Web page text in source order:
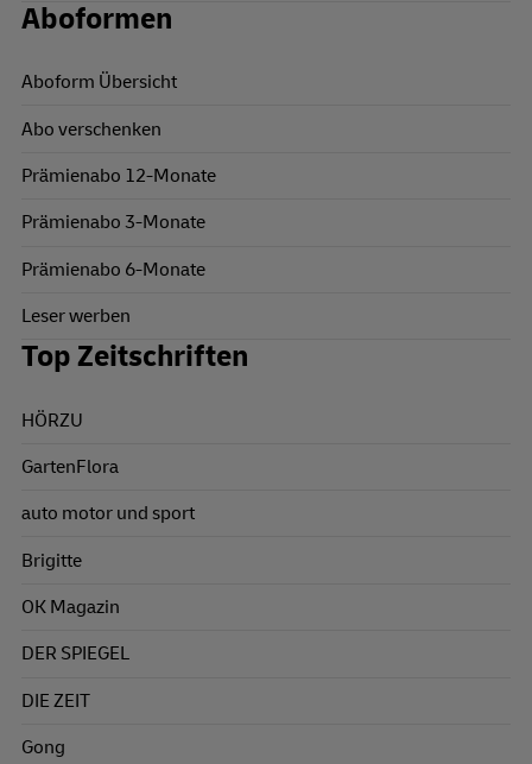
Aboformen
Aboform Übersicht
Abo verschenken
Prämienabo 12-Monate
Prämienabo 3-Monate
Prämienabo 6-Monate
Leser werben
Top Zeitschriften
HÖRZU
GartenFlora
auto motor und sport
Brigitte
OK Magazin
DER SPIEGEL
DIE ZEIT
Gong